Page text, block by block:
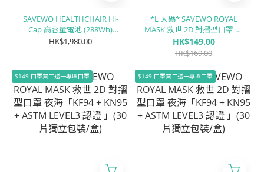
SAVEWO HEALTHCHAIR Hi-
Cap 高容量電池 (288Wh)
(XC1及XA1專用)
HK$1,980.00
*L 大碼* SAVEWO ROYAL
MASK 救世 2D 對摺型口罩 晨
霧「KF94 + KN95 + ASTM
LEVEL3 認證 」(30片獨立包
HK$149.00
HK$169.00
$149 口罩買二送一專區口罩 $149 口罩買二送一專區口罩